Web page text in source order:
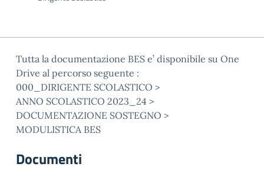
Tutta la documentazione BES e’ disponibile su One
Drive al percorso seguente :
000_DIRIGENTE SCOLASTICO >
ANNO SCOLASTICO 2023_24 >
DOCUMENTAZIONE SOSTEGNO >
MODULISTICA BES
Documenti